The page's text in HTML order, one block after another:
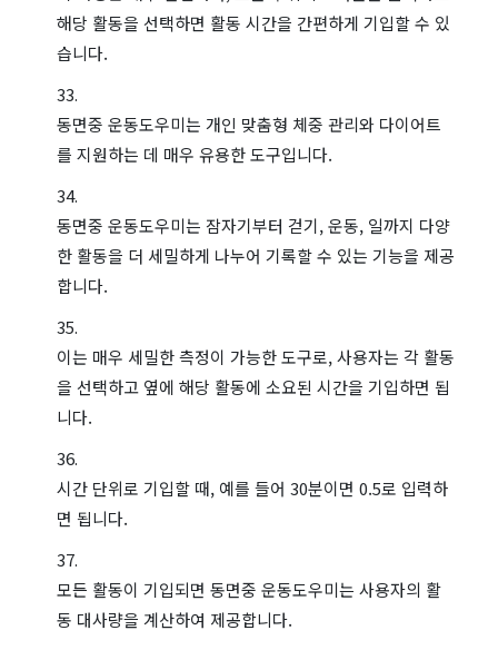
해당 활동을 선택하면 활동 시간을 간편하게 기입할 수 있
습니다.
동면중 운동도우미는 개인 맞춤형 체중 관리와 다이어트
를 지원하는 데 매우 유용한 도구입니다.
동면중 운동도우미는 잠자기부터 걷기, 운동, 일까지 다양
한 활동을 더 세밀하게 나누어 기록할 수 있는 기능을 제공
합니다.
이는 매우 세밀한 측정이 가능한 도구로, 사용자는 각 활동
을 선택하고 옆에 해당 활동에 소요된 시간을 기입하면 됩
니다.
시간 단위로 기입할 때, 예를 들어 30분이면 0.5로 입력하
면 됩니다.
모든 활동이 기입되면 동면중 운동도우미는 사용자의 활
동 대사량을 계산하여 제공합니다.